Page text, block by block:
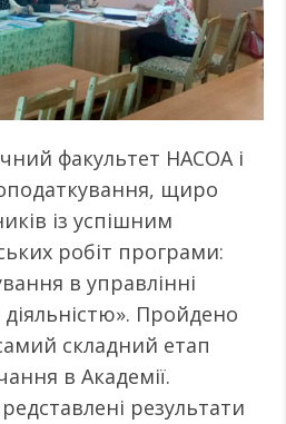
факультет НАСОА і
щиро
із успішним
робіт програми:
в управлінні
Пройдено
складний етап
в Академії.
результати